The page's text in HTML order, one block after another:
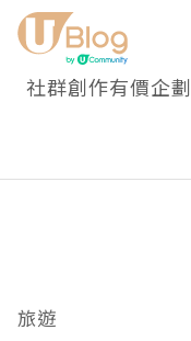
社群創作有價企劃
旅遊